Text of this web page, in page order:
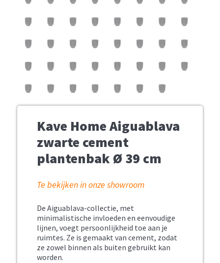
Kave Home Aiguablava
zwarte cement
plantenbak Ø 39 cm
Te bekijken in onze showroom
De Aiguablava-collectie, met
minimalistische invloeden en eenvoudige
lijnen, voegt persoonlijkheid toe aan je
ruimtes. Ze is gemaakt van cement, zodat
ze zowel binnen als buiten gebruikt kan
worden.